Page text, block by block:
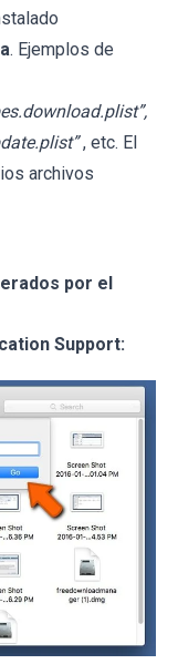
. Ejemplos de
, etc. El
archivos
por el
Support: